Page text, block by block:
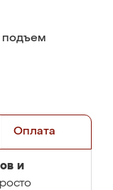
подъем
Оплата
и